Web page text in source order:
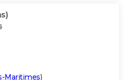
Maritimes)